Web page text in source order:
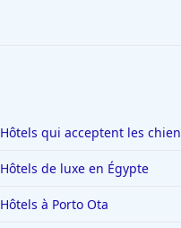
Hôtels qui acceptent les
Hôtels de luxe en Égypte
Hôtels à Porto Ota